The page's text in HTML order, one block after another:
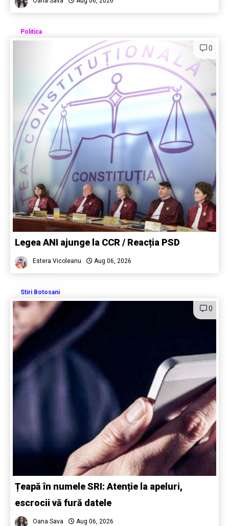
Politica
0
Legea ANI ajunge la CCR / Reacția PSD
Estera Vicoleanu Aug 06, 2026
Stiri Botosani
0
Țeapă în numele SRI: Atenție la apeluri,
escrocii vă fură datele
Oana Sava Aug 06, 2026